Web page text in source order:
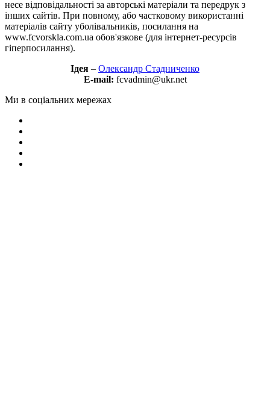
несе відповідальності за авторські матеріали та передрук з
інших сайтів. При повному, або частковому використанні
матеріалів сайту уболівальників, посилання на
www.fcvorskla.com.ua обов'язкове (для інтернет-ресурсів
гіперпосилання).
Ідея – Олександр Стадниченко
E-mail: fcvadmin@ukr.net
Ми в соціальних мережах